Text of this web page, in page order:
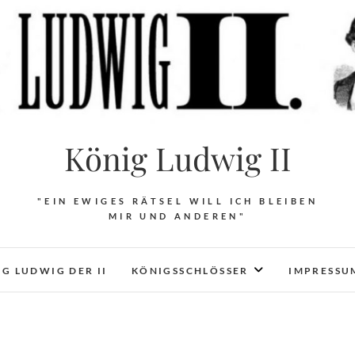
König Ludwig II
"EIN EWIGES RÄTSEL WILL ICH BLEIBEN
MIR UND ANDEREN"
LUDWIG DER II KÖNIGSSCHLÖSSER